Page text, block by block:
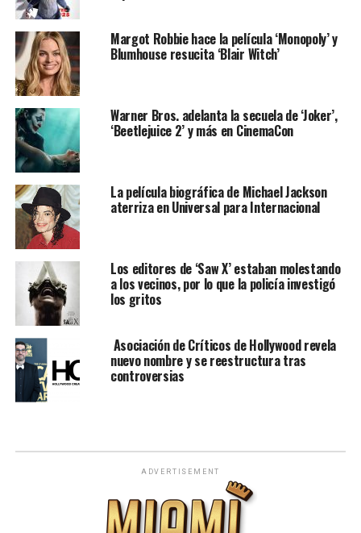
Margot Robbie hace la película ‘Monopoly’ y
Blumhouse resucita ‘Blair Witch’
Warner Bros. adelanta la secuela de ‘Joker’,
‘Beetlejuice 2’ y más en CinemaCon
La película biográfica de Michael Jackson
aterriza en Universal para Internacional
Los editores de ‘Saw X’ estaban molestando
a los vecinos, por lo que la policía investigó
los gritos
Asociación de Críticos de Hollywood revela
nuevo nombre y se reestructura tras
controversias
ADVERTISEMENT